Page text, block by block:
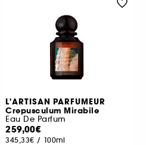
L'ARTISAN PARFUMEUR
Crepusculum Mirabile
Eau De Parfum
259,00€
345,33€ / 100ml